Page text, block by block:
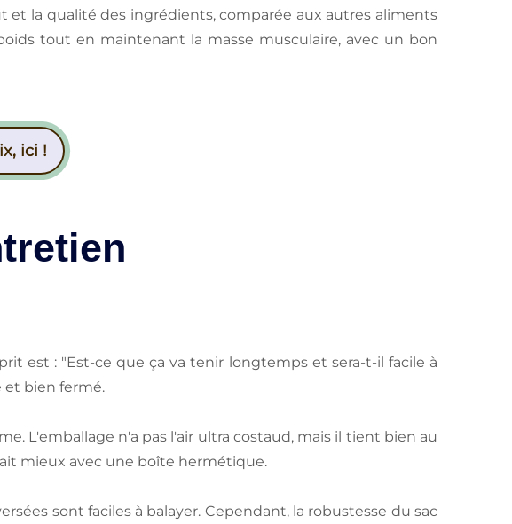
et la qualité des ingrédients, comparée aux autres aliments
tout en maintenant la masse musculaire, avec un bon
ici !
est : "Est-ce que ça va tenir longtemps et sera-t-il facile à
et bien fermé.
L'emballage n'a pas l'air ultra costaud, mais il tient bien au
mieux avec une boîte hermétique.
sont faciles à balayer. Cependant, la robustesse du sac